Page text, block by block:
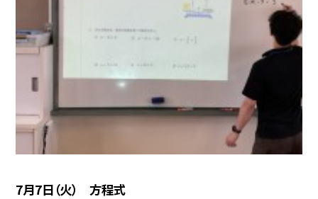
7月7日（火） 方程式